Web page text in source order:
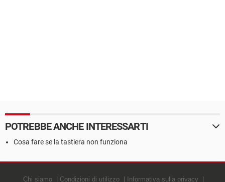
POTREBBE ANCHE INTERESSARTI
Cosa fare se la tastiera non funziona
Chi siamo Condizioni di utilizzo Informativa sulla privacy